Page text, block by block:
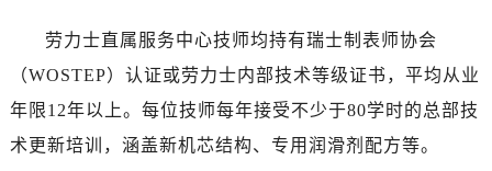
云南省西双版纳傣族自治州景洪市宣慰大道劳力士售后服务中心（需提前预约）
云南省玉溪市红塔区南北大街劳力士售后服务中心（需提前预约）
劳力士直属服务中心技师均持有瑞士制表师协会
（WOSTEP）认证或劳力士内部技术等级证书，平均从业
年限12年以上。每位技师每年接受不少于80学时的总部技
术更新培训，涵盖新机芯结构、专用润滑剂配方等。